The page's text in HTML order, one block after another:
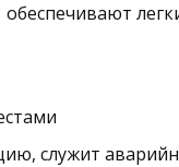
служит